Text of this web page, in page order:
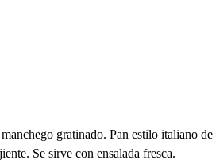
gratinado. Pan estilo italiano de
Se sirve con ensalada fresca.